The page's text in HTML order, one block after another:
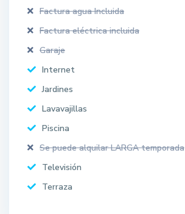
Factura agua Incluida
Factura eléctrica incluida
Garaje
Internet
Jardines
Lavavajillas
Piscina
Se puede alquilar LARGA temporada
Televisión
Terraza